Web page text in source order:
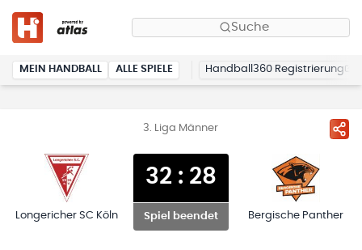
Suche
MEIN HANDBALL ALLE SPIELE Handball360 Registrierung
3. Liga Männer
Longericher SC Köln
32 : 28
Spiel beendet Bergische Panther